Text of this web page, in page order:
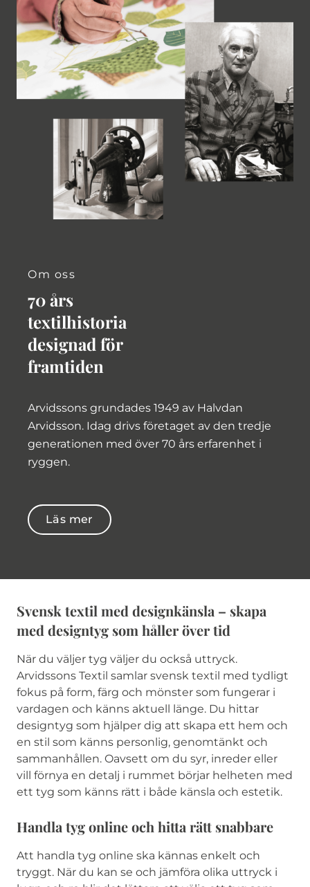
Om oss
70 års
textilhistoria
designad för
framtiden
Arvidssons grundades 1949 av Halvdan
Arvidsson. Idag drivs företaget av den tredje
generationen med över 70 års erfarenhet i
ryggen.
Läs mer
Svensk textil med designkänsla – skapa
med designtyg som håller över tid
När du väljer tyg väljer du också uttryck.
Arvidssons Textil samlar svensk textil med tydligt
fokus på form, färg och mönster som fungerar i
vardagen och känns aktuell länge. Du hittar
designtyg som hjälper dig att skapa ett hem och
en stil som känns personlig, genomtänkt och
sammanhållen. Oavsett om du syr, inreder eller
vill förnya en detalj i rummet börjar helheten med
ett tyg som känns rätt i både känsla och estetik.
Handla tyg online och hitta rätt snabbare
Att handla tyg online ska kännas enkelt och
tryggt. När du kan se och jämföra olika uttryck i